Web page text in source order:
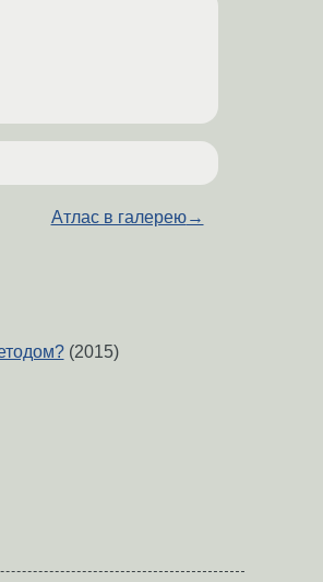
Атлас в галерею→
(2015)